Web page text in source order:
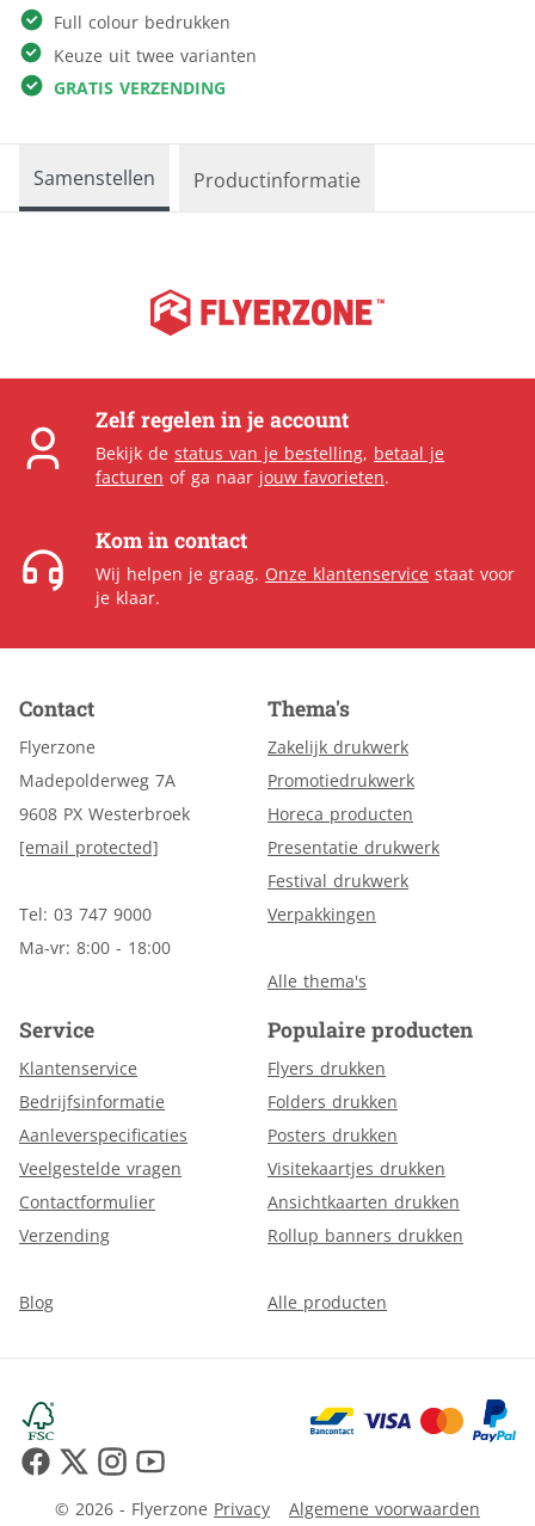
Full colour bedrukken
Keuze uit twee varianten
GRATIS VERZENDING
Samenstellen Productinformatie
Zelf regelen in je account
Bekijk de status van je bestelling, betaal je
facturen of ga naar jouw favorieten.
Kom in contact
Wij helpen je graag. Onze klantenservice staat voor
je klaar.
Contact
Flyerzone
Madepolderweg 7A
9608 PX Westerbroek
[email protected]
Tel: 03 747 9000
Ma-vr: 8:00 - 18:00
Thema's
Zakelijk drukwerk
Promotiedrukwerk
Horeca producten
Presentatie drukwerk
Festival drukwerk
Verpakkingen
Alle thema's
Service
Klantenservice
Bedrijfsinformatie
Aanleverspecificaties
Veelgestelde vragen
Contactformulier
Verzending
Blog
Populaire producten
Flyers drukken
Folders drukken
Posters drukken
Visitekaartjes drukken
Ansichtkaarten drukken
Rollup banners drukken
Alle producten
© 2026 - Flyerzone Privacy Algemene voorwaarden